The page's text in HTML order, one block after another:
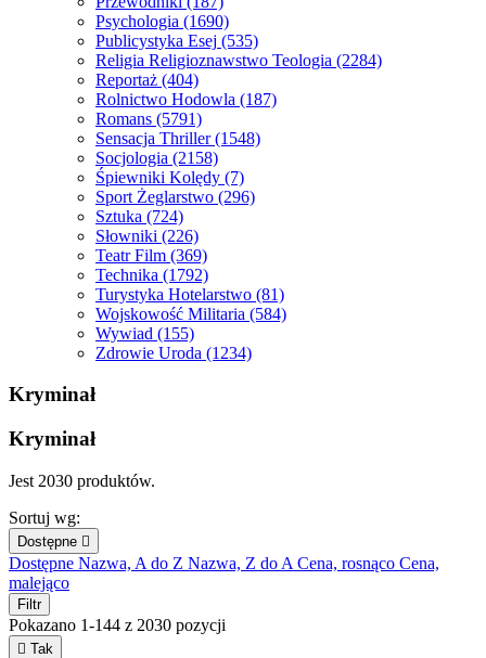
Psychologia (1690)
Publicystyka Esej (535)
Religia Religioznawstwo Teologia (2284)
Reportaż (404)
Rolnictwo Hodowla (187)
Romans (5791)
Sensacja Thriller(1548)
Socjologia (2158)
Śpiewniki Kolędy (7)
Sport Żeglarstwo (296)
Sztuka (724)
Słowniki (226)
Teatr Film (369)
Technika (1792)
Turystyka Hotelarstwo (81)
Wojskowość Militaria (584)
Wywiad (155)
Zdrowie Uroda (1234)
Kryminał
Kryminał
Jest 2030 produktów.
Sortuj wg:
Dostępne 
Dostępne Nazwa, A do Z Nazwa, Z do A Cena, rosnąco Cena,
malejąco
Filtr
Pokazano 1-144 z 2030 pozycji
 Tak